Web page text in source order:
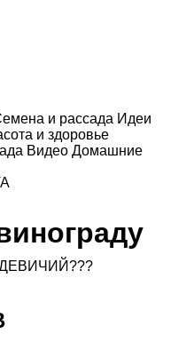
и рассада Идеи
и здоровье
Видео Домашние